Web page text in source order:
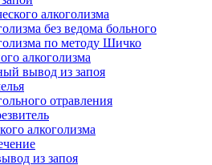
алкоголизма
без ведома больного
по методу Шичко
алкоголизма
вывод из запоя
отравления
алкоголизма
из запоя